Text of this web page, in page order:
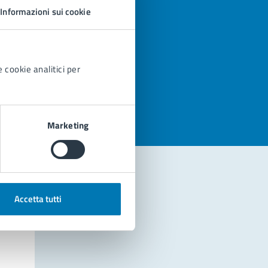
Informazioni sui cookie
cookie analitici per
Marketing
Accetta tutti